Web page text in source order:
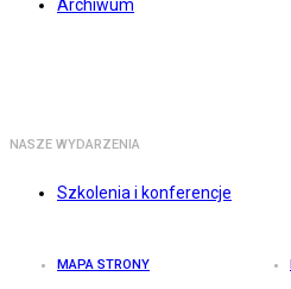
Archiwum
NASZE WYDARZENIA
Szkolenia i konferencje
MAPA STRONY